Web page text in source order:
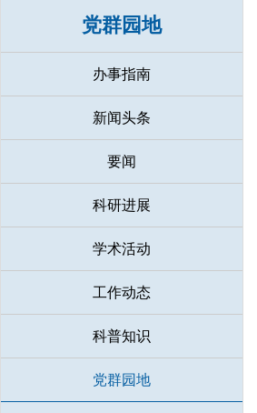
党群园地
办事指南
新闻头条
要闻
科研进展
学术活动
工作动态
科普知识
党群园地